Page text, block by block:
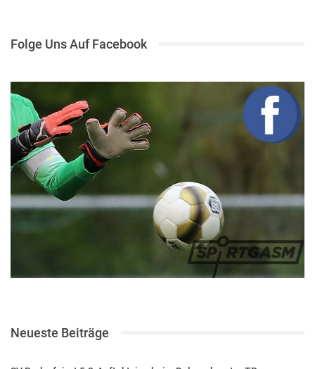
Folge Uns Auf Facebook
Neueste Beiträge